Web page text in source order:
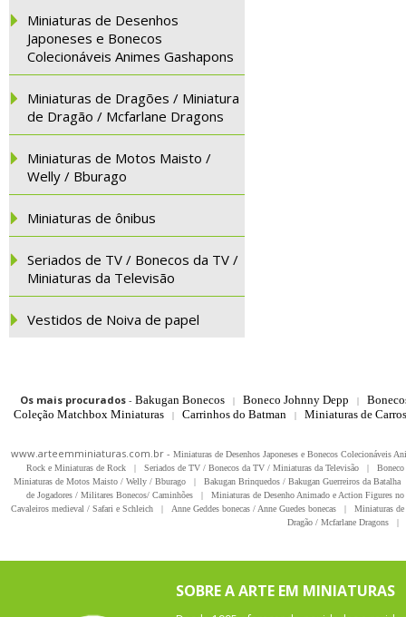
Miniaturas de Desenhos
Japoneses e Bonecos
Colecionáveis Animes Gashapons
Miniaturas de Dragões / Miniatura
de Dragão / Mcfarlane Dragons
Miniaturas de Motos Maisto /
Welly / Bburago
Miniaturas de ônibus
Seriados de TV / Bonecos da TV /
Miniaturas da Televisão
Vestidos de Noiva de papel
Os mais procurados- Bakugan Bonecos | Boneco Johnny Depp |
Coleção Matchbox Miniaturas
| Carrinhos do Batman | Miniaturas de
www.arteemminiaturas.com.br - Miniaturas de Desenhos Japoneses e Bonecos Colecionáveis
Rock e Miniaturas de Rock
| Seriados de TV / Bonecos da TV / Miniaturas da Televisão |
Miniaturas de Motos Maisto / Welly / Bburago
| Bakugan Brinquedos / Bakugan Guerreiros da Batalha
de Jogadores / Militares Bonecos/ Caminhões
|
Miniaturas de Desenho Animado e Action Figures
Cavaleiros medieval / Safari e Schleich
| Anne Geddes bonecas / Anne Guedes bonecas |
Miniaturas
Dragão / Mcfarlane Dragons
|
SOBRE A ARTE EM MINIATURAS